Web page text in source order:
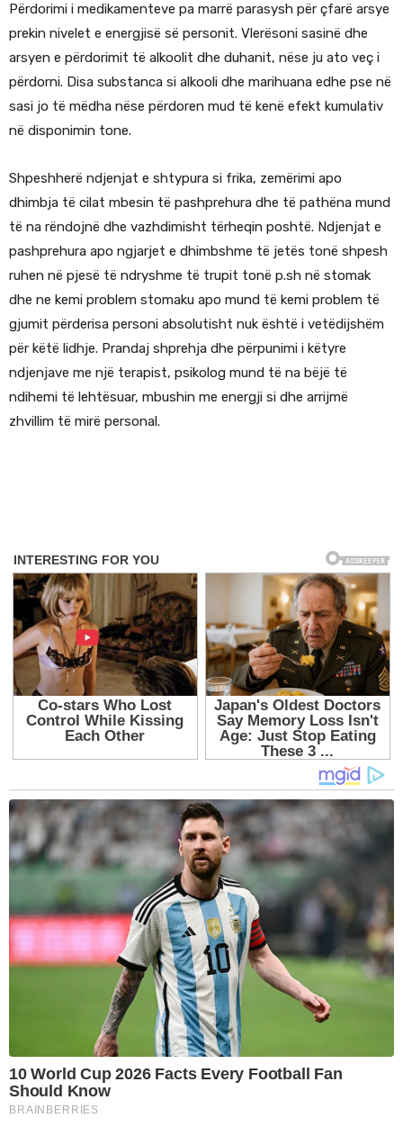
Përdorimi i medikamenteve pa marrë parasysh për çfarë arsye
prekin nivelet e energjisë së personit. Vlerësoni sasinë dhe
arsyen e përdorimit të alkoolit dhe duhanit, nëse ju ato veç i
përdorni. Disa substanca si alkooli dhe marihuana edhe pse në
sasi jo të mëdha nëse përdoren mud të kenë efekt kumulativ
në disponimin tone.
Shpeshherë ndjenjat e shtypura si frika, zemërimi apo
dhimbja të cilat mbesin të pashprehura dhe të pathëna mund
të na rëndojnë dhe vazhdimisht tërheqin poshtë. Ndjenjat e
pashprehura apo ngjarjet e dhimbshme të jetës tonë shpesh
ruhen në pjesë të ndryshme të trupit tonë p.sh në stomak
dhe ne kemi problem stomaku apo mund të kemi problem të
gjumit përderisa personi absolutisht nuk është i vetëdijshëm
për këtë lidhje. Prandaj shprehja dhe përpunimi i këtyre
ndjenjave me një terapist, psikolog mund të na bëjë të
ndihemi të lehtësuar, mbushin me energji si dhe arrijmë
zhvillim të mirë personal.